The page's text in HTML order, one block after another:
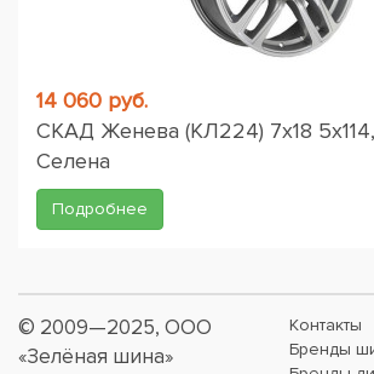
14 060 руб.
СКАД Женева (КЛ224) 7x18
Селена
Подробнее
© 2009—2025, ООО
«Зелёная шина»
Контакты
Бренды